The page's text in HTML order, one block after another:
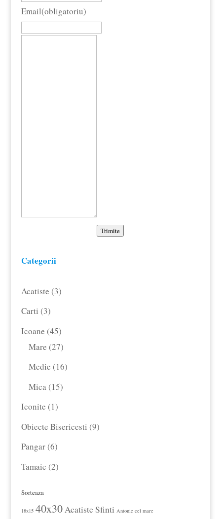
Email(obligatoriu)
Trimite
Categorii
Acatiste 33
Carti 33
produse
Icoane 4545
de
produse
Mare 2727
de
Medie 1616
Mica 1515
Iconite 11
produs
Obiecte Bisericesti 99
Pangar 66
produse
Tamaie 22
Sorteaza
18x15 40x30 Acatiste Sfinti Antonie cel mare